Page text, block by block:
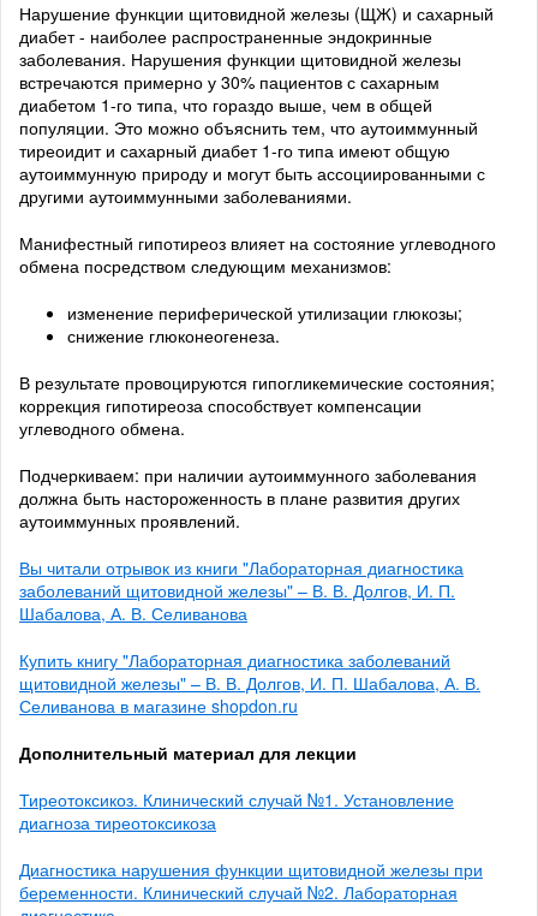
Нарушение функции щитовидной железы (ЩЖ) и сахарный
диабет - наиболее распространенные эндокринные
заболевания. Нарушения функции щитовидной железы
встречаются примерно у 30% пациентов с сахарным
диабетом 1-го типа, что гораздо выше, чем в общей
популяции. Это можно объяснить тем, что аутоиммунный
тиреоидит и сахарный диабет 1-го типа имеют общую
аутоиммунную природу и могут быть ассоциированными с
другими аутоиммунными заболеваниями.
Манифестный гипотиреоз влияет на состояние углеводного
обмена посредством следующим механизмов:
изменение периферической утилизации глюкозы;
снижение глюконеогенеза.
В результате провоцируются гипогликемические состояния;
коррекция гипотиреоза способствует компенсации
углеводного обмена.
Подчеркиваем: при наличии аутоиммунного заболевания
должна быть настороженность в плане развития других
аутоиммунных проявлений.
Вы читали отрывок из книги "Лабораторная диагностика
заболеваний щитовидной железы" – В. В. Долгов, И. П.
Шабалова, А. В. Селиванова
Купить книгу "Лабораторная диагностика заболеваний
щитовидной железы" – В. В. Долгов, И. П. Шабалова, А. В.
Селиванова в магазине shopdon.ru
Дополнительный материал для лекции
Тиреотоксикоз. Клинический случай №1. Установление
диагноза тиреотоксикоза
Диагностика нарушения функции щитовидной железы при
беременности. Клинический случай №2. Лабораторная